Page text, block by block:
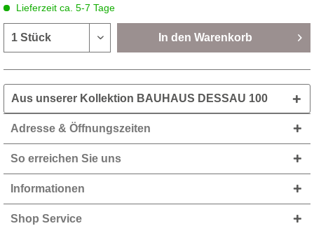
Lieferzeit ca. 5-7 Tage
In den Warenkorb
Aus unserer Kollektion BAUHAUS DESSAU 100
Adresse & Öffnungszeiten
So erreichen Sie uns
Informationen
Shop Service